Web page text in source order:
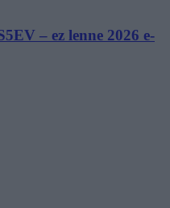
– ez lenne 2026 e-